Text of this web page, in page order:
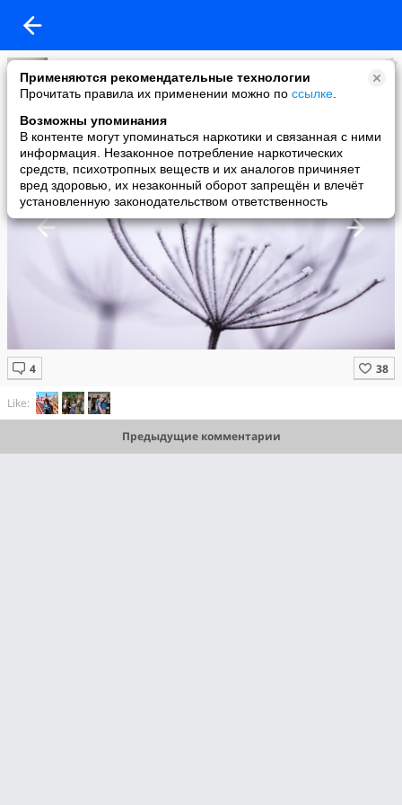
Применяются рекомендательные технологии
Прочитать правила их применении можно по ссылке
Возможны упоминания
В контенте могут упоминаться наркотики и связанная с ними
информация. Незаконное потребление наркотических
средств, психотропных веществ и их аналогов причиняет
вред здоровью, их незаконный оборот запрещён и влечёт
установленную законодательством ответственность
Колючка
added a photo
11 Jan в 15:22
Like:
Предыдущие комментарии